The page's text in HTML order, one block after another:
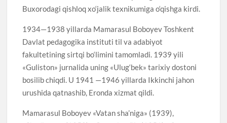
Buxorodagi qishloq xo‘jalik texnikumiga o‘qishga kirdi.
1934—1938 yillarda Mamarasul Boboyev Toshkent
Davlat pedagogika instituti til va adabiyot
fakultetining sirtqi bo‘limini tamomladi. 1939 yili
«Guliston» jurnalida uning «Ulug‘bek» tarixiy dostoni
bosilib chiqdi. U 1941 —1946 yillarda Ikkinchi jahon
urushida qatnashib, Eronda xizmat qildi.
Mamarasul Boboyev «Vatan sha’niga» (1939),